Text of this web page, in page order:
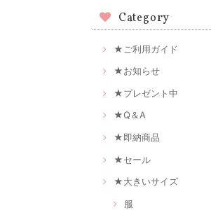
Category
★ご利用ガイド
★お知らせ
★プレゼント中
★Q＆A
★即納商品
★セール
★大きいサイズ
服